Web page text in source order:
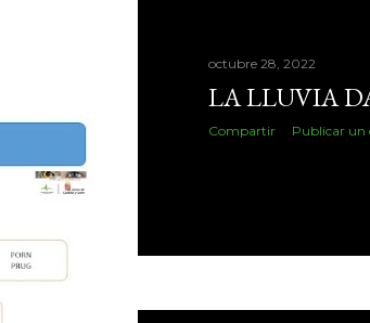
octubre 28, 2022
LA LLUVIA
Compartir Publicar un